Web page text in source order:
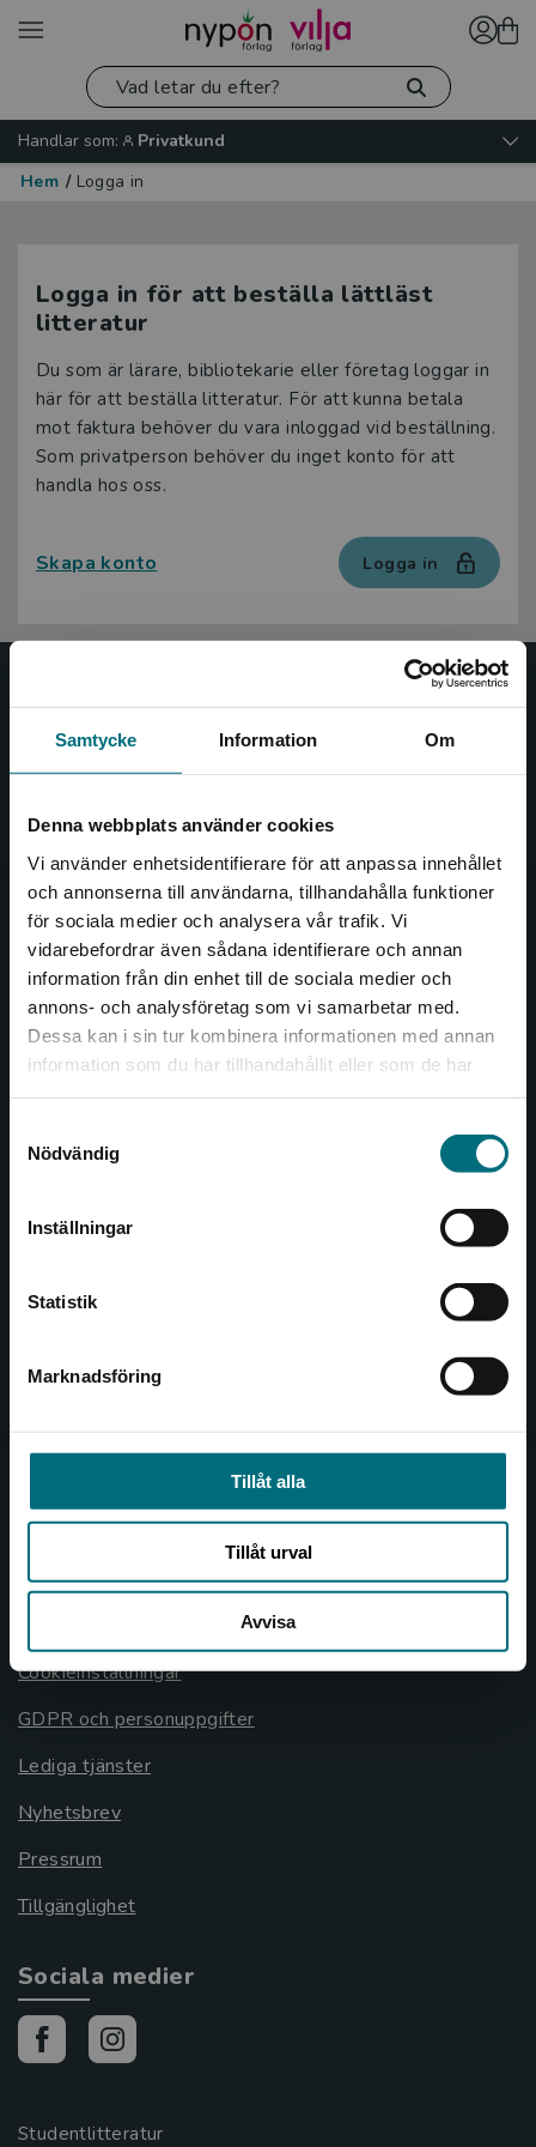
Samtycke Information Om
Denna webbplats använder cookies
Vi använder enhetsidentifierare för att anpassa innehållet
och annonserna till användarna, tillhandahålla funktioner
för sociala medier och analysera vår trafik. Vi
vidarebefordrar även sådana identifierare och annan
information från din enhet till de sociala medier och
annons- och analysföretag som vi samarbetar med.
Dessa kan i sin tur kombinera informationen med annan
information som du har tillhandahållit eller som de har
Nödvändig
Inställningar
Statistik
Marknadsföring
Tillåt alla
Tillåt urval
Avvisa
Begränsad fraktregion
Det verkar som att du besöker
Sverige. För att kunna slutföra ett köp måste
Handlar som:
Privatkund
Hem / Logga in
Logga in för att beställa lättläst
litteratur
Du som är lärare, bibliotekarie eller företag loggar in
här för att beställa litteratur. För att kunna betala
mot faktura behöver du vara inloggad vid beställning.
Som privatperson behöver du inget konto för att
handla hos oss.
Skapa konto Logga in
Nypon och Vilja
Nypon och Vilja förlag ger ut böcker som väcker läslust
såväl barn som vuxna.
Nypon och Vilja förlag är en del av Studentlitteratur.
Kontakta oss
Kontakta oss
046-31 20 00
Box 141
Besöksadress:
Åkergränden 1
Kontakta kundservice
Köpvillkor
Allmänna länkar
Om oss
Cookieinställningar
GDPR och personuppgifter
Lediga tjänster
Nyhetsbrev
Pressrum
Tillgänglighet
Sociala medier
Studentlitteratur